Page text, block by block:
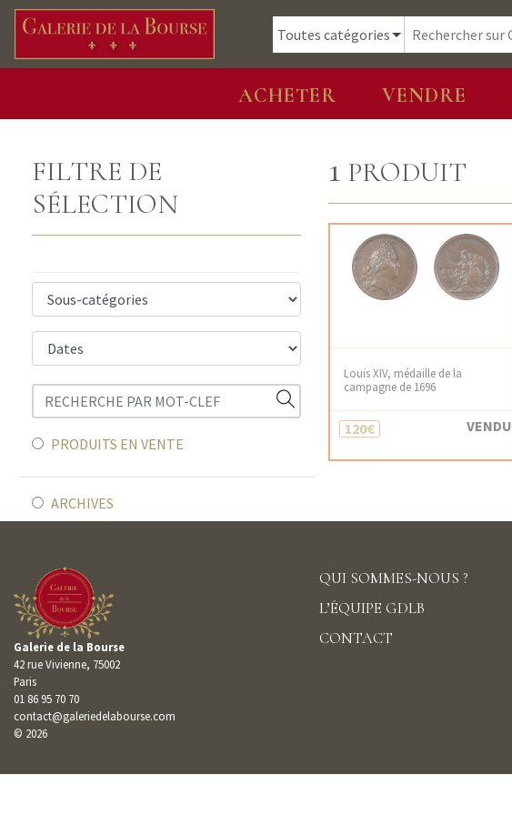
ACHETER VENDRE
FILTRE DE
SÉLECTION
PRODUITS EN VENTE
ARCHIVES
1 PRODUIT
Louis XIV, médaille de la
campagne de 1696
120€ VENDU
Galerie de la Bourse
42 rue Vivienne, 75002
Paris
01 86 95 70 70
contact@galeriedelabourse.com
© 2026
QUI SOMMES-NOUS ?
L’ÉQUIPE GDLB
CONTACT